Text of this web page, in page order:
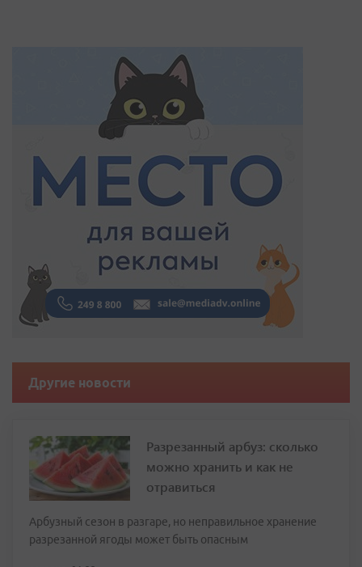
Другие новости
Разрезанный арбуз: сколько
можно хранить и как не
отравиться
Арбузный сезон в разгаре, но неправильное хранение
разрезанной ягоды может быть опасным